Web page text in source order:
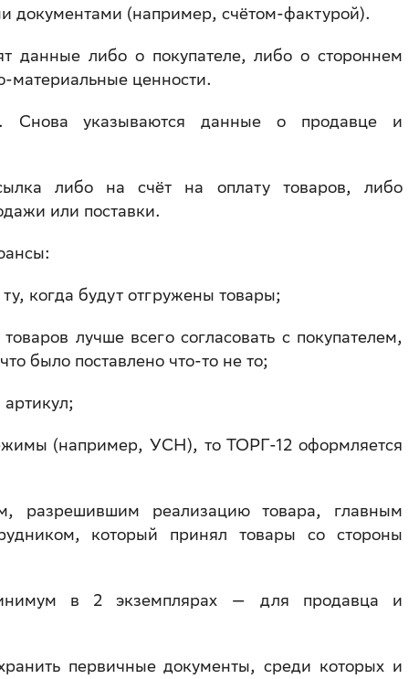
документами (например, счётом-фактурой).
данные либо о покупателе, либо о стороннем
материальные ценности.
Снова указываются данные о продавце и
либо на счёт на оплату товаров, либо
или поставки.
когда будут отгружены товары;
лучше всего согласовать с покупателем,
было поставлено что-то не то;
(например, УСН), то ТОРГ-12 оформляется
разрешившим реализацию товара, главным
который принял товары со стороны
в 2 экземплярах — для продавца и
первичные документы, среди которых и